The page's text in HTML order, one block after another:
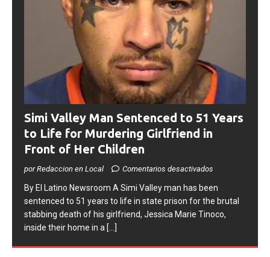
Simi Valley Man Sentenced to 51 Years
to Life for Murdering Girlfriend in
Front of Her Children
por Redaccion en Local Comentarios desactivados
​By El Latino Newsroom ​A Simi Valley man has been
sentenced to 51 years to life in state prison for the brutal
stabbing death of his girlfriend, Jessica Marie Tinoco,
inside their home in a [...]